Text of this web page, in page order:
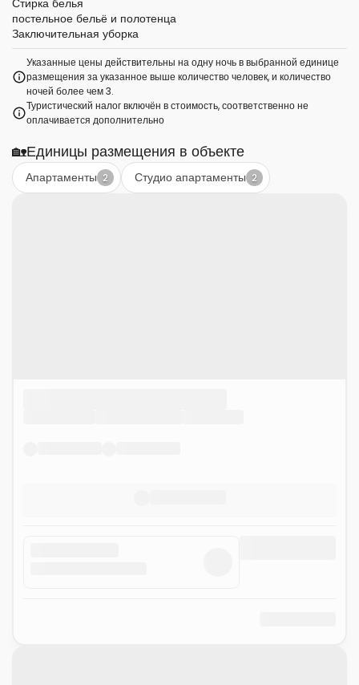
Стирка белья
постельное бельё и полотенца
Заключительная уборка
Указанные цены действительны на одну ночь в выбранной единице
размещения за указанное выше количество человек, и количество
ночей более чем 3.
Туристический налог включён в стоимость, соответственно не
оплачивается дополнительно
🏡Единицы размещения в объекте
Апартаменты 2 Студио апартаменты 2